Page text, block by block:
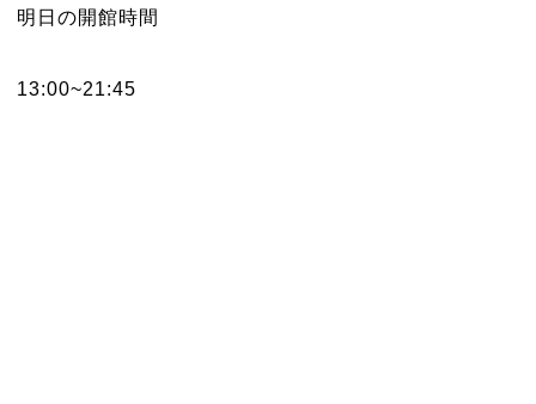
明日の開館時間
13:00~21:45